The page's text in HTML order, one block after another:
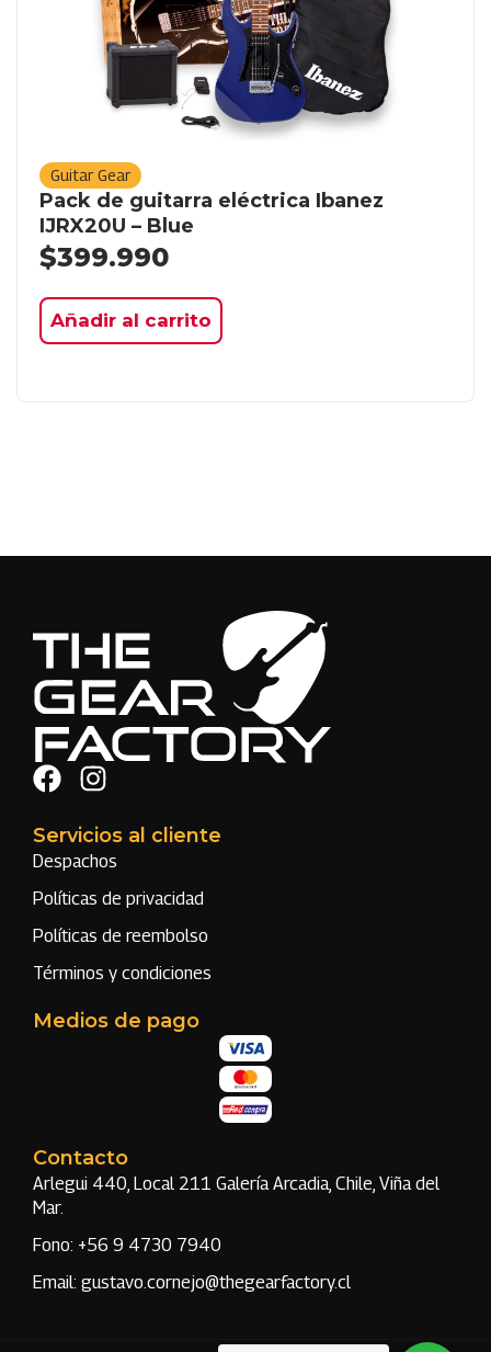
Guitar Gear
Pack de guitarra eléctrica Ibanez
IJRX20U – Blue
$399.990
Añadir al carrito
Servicios al cliente
Despachos
Políticas de privacidad
Políticas de reembolso
Términos y condiciones
Medios de pago
Contacto
Arlegui 440, Local 211 Galería Arcadia, Chile, Viña del
Mar.
Fono: +56 9 4730 7940
Email: gustavo.cornejo@thegearfactory.cl